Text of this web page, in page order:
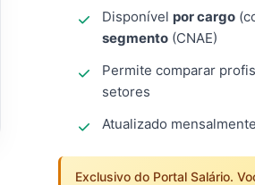
Disponível por cargo
segmento (CNAE)
Permite comparar
setores
Atualizado
Exclusivo do Portal Salário.